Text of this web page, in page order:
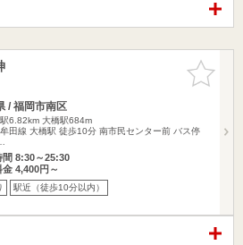
お気に入
りに追加
/ 福岡市南区
6.82km 大橋駅684m
田線 大橋駅 徒歩10分 南市民センター前 バス停
間 8:30～25:30
金 4,400円～
駅近（徒歩10分以内）